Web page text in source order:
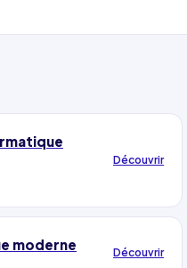
Découvrir
moderne Découvrir